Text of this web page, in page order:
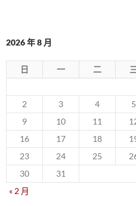
2026 年 8 月
日 一 二
2
3 4 5
9
10 11
16
17 18
23
24 25
30
31
« 2 月